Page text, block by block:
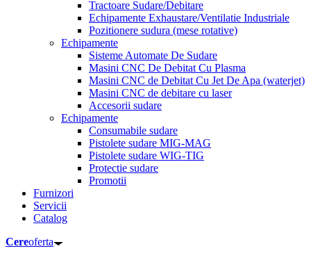
Tractoare Sudare/Debitare
Echipamente Exhaustare/Ventilatie Industriale
Pozitionere sudura (mese rotative)
Echipamente
Sisteme Automate De Sudare
Masini CNC De Debitat Cu Plasma
Masini CNC de Debitat Cu Jet De Apa (waterjet)
Masini CNC de debitare cu laser
Accesorii sudare
Echipamente
Consumabile sudare
Pistolete sudare MIG-MAG
Pistolete sudare WIG-TIG
Protectie sudare
Promotii
Furnizori
Servicii
Catalog
Cereoferta